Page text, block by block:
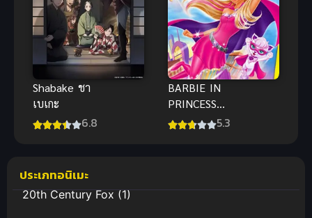
Shabake ชา
เบเกะ
6.8
BARBIE IN
PRINCESS
POWER
5.3
ประเภทอนิเมะ
20th Century Fox(1)